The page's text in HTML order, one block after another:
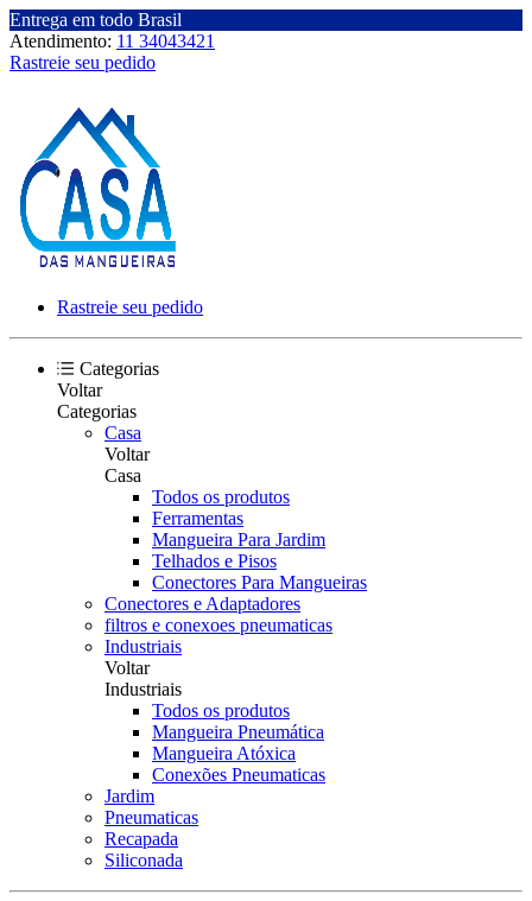
Entrega em todo Brasil
Atendimento: 11 34043421
Rastreie seu pedido
Rastreie seu pedido
Categorias
Voltar
Categorias
Casa
Voltar
Casa
Todos os produtos
Ferramentas
Mangueira Para Jardim
Telhados e Pisos
Conectores Para Mangueiras
Conectores e Adaptadores
filtros e conexoes pneumaticas
Industriais
Voltar
Industriais
Todos os produtos
Mangueira Pneumática
Mangueira Atóxica
Conexões Pneumaticas
Jardim
Pneumaticas
Recapada
Siliconada